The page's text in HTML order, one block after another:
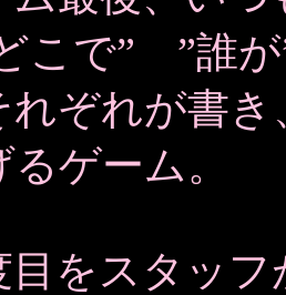
こで” ”誰
れぞれが書
ゲーム。
目をスタッ